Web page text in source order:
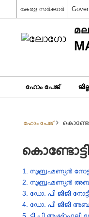
കേരള സര്‍ക്കാര്‍
ഹോം പേജ്
ഹോം പേജ്
1. സുബ്രഹ്മണ്യൻ
2. സുബ്രഹ്മണ്യൻ
3. ഡോ. പി ജിജി
4. ഡോ. പി ജിജി